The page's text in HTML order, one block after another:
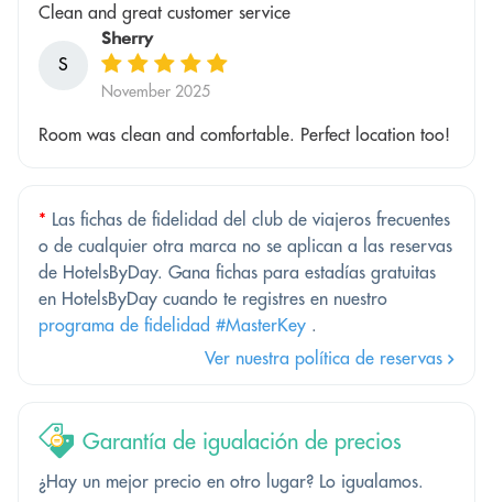
Clean and great customer service
S
Sherry
November 2025
Room was clean and comfortable. Perfect location too!
* Las fichas de fidelidad del club de viajeros frecuentes
o de cualquier otra marca no se aplican a las reservas
de HotelsByDay. Gana fichas para estadías gratuitas
en HotelsByDay cuando te registres en nuestro
programa de fidelidad #MasterKey .
Ver nuestra política de reservas
Garantía de igualación de precios
¿Hay un mejor precio en otro lugar? Lo igualamos.